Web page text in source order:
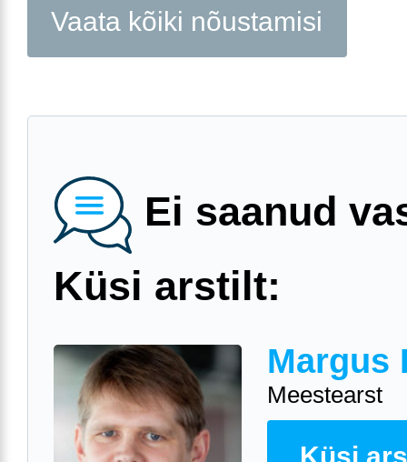
Vaata kõiki nõustamisi
Ei saanud
Küsi arstilt:
Margus
Meestearst
Küsi